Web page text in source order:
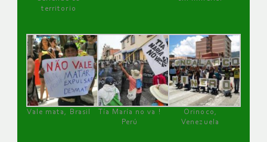
territorio
Vale mata, Brasil
Tía María no va !
Perú
Orinoco,
Venezuela